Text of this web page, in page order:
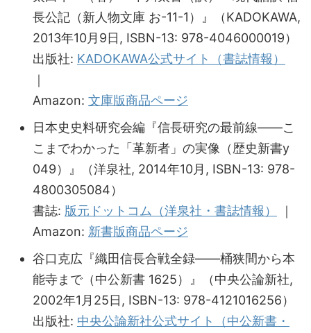
長公記（新人物文庫 お-11-1）』（KADOKAWA,
2013年10月9日, ISBN-13: 978-4046000019）
出版社: KADOKAWA公式サイト（書誌情報）
｜
Amazon: 文庫版商品ページ
日本史史料研究会編『信長研究の最前線――こ
こまでわかった「革新者」の実像（歴史新書y
049）』（洋泉社, 2014年10月, ISBN-13: 978-
4800305084）
書誌: 版元ドットコム（洋泉社・書誌情報）
｜
Amazon: 新書版商品ページ
谷口克広『織田信長合戦全録――桶狭間から本
能寺まで（中公新書 1625）』（中央公論新社,
2002年1月25日, ISBN-13: 978-4121016256）
出版社: 中央公論新社公式サイト（中公新書・